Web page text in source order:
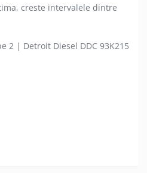
creste intervalele dintre
2 | Detroit Diesel DDC 93K215